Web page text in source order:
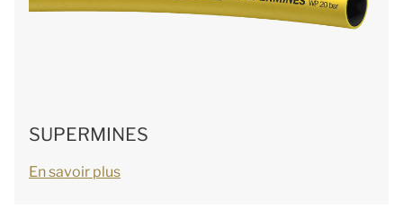
SUPERMINES
En savoir plus